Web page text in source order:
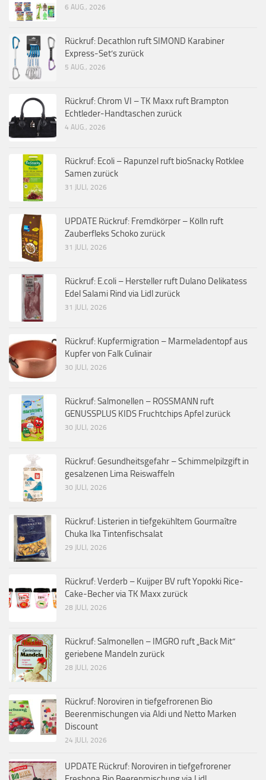
6 AUG., 2026
Rückruf: Decathlon ruft SIMOND Karabiner
Express-Set’s zurück
5 AUG., 2026
Rückruf: Chrom VI – TK Maxx ruft Brampton
Echtleder-Handtaschen zurück
4 AUG., 2026
Rückruf: Ecoli – Rapunzel ruft bioSnacky Rotklee
Samen zurück
31 JULI, 2026
UPDATE Rückruf: Fremdkörper – Kölln ruft
Zauberfleks Schoko zurück
31 JULI, 2026
Rückruf: E.coli – Hersteller ruft Dulano Delikatess
Edel Salami Rind via Lidl zurück
31 JULI, 2026
Rückruf: Kupfermigration – Marmeladentopf aus
Kupfer von Falk Culinair
30 JULI, 2026
Rückruf: Salmonellen – ROSSMANN ruft
GENUSSPLUS KIDS Fruchtchips Apfel zurück
30 JULI, 2026
Rückruf: Gesundheitsgefahr – Schimmelpilzgift in
gesalzenen Lima Reiswaffeln
30 JULI, 2026
Rückruf: Listerien in tiefgekühltem Gourmaître
Chuka Ika Tintenfischsalat
29 JULI, 2026
Rückruf: Verderb – Kuijper BV ruft Yopokki Rice-
Cake-Becher via TK Maxx zurück
28 JULI, 2026
Rückruf: Salmonellen – IMGRO ruft „Back Mit“
geriebene Mandeln zurück
28 JULI, 2026
Rückruf: Noroviren in tiefgefrorenen Bio
Beerenmischungen via Aldi und Netto Marken
Discount
24 JULI, 2026
UPDATE Rückruf: Noroviren in tiefgefrorener